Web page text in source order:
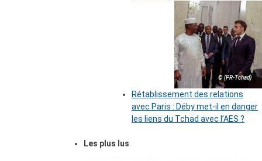
© (PR-Tchad)
Rétablissement des relations
avec Paris : Déby met-il en danger
les liens du Tchad avec l’AES ?
Les plus lus